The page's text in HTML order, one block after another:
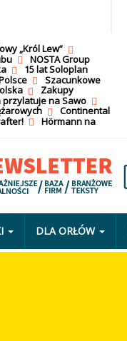
„Król Lew”
NOSTA Group
15 lat Soloplan
Szacunkowe
Zakupy
przylatuje na Sawo
Continental
Hörmann na
DLA ORŁÓW